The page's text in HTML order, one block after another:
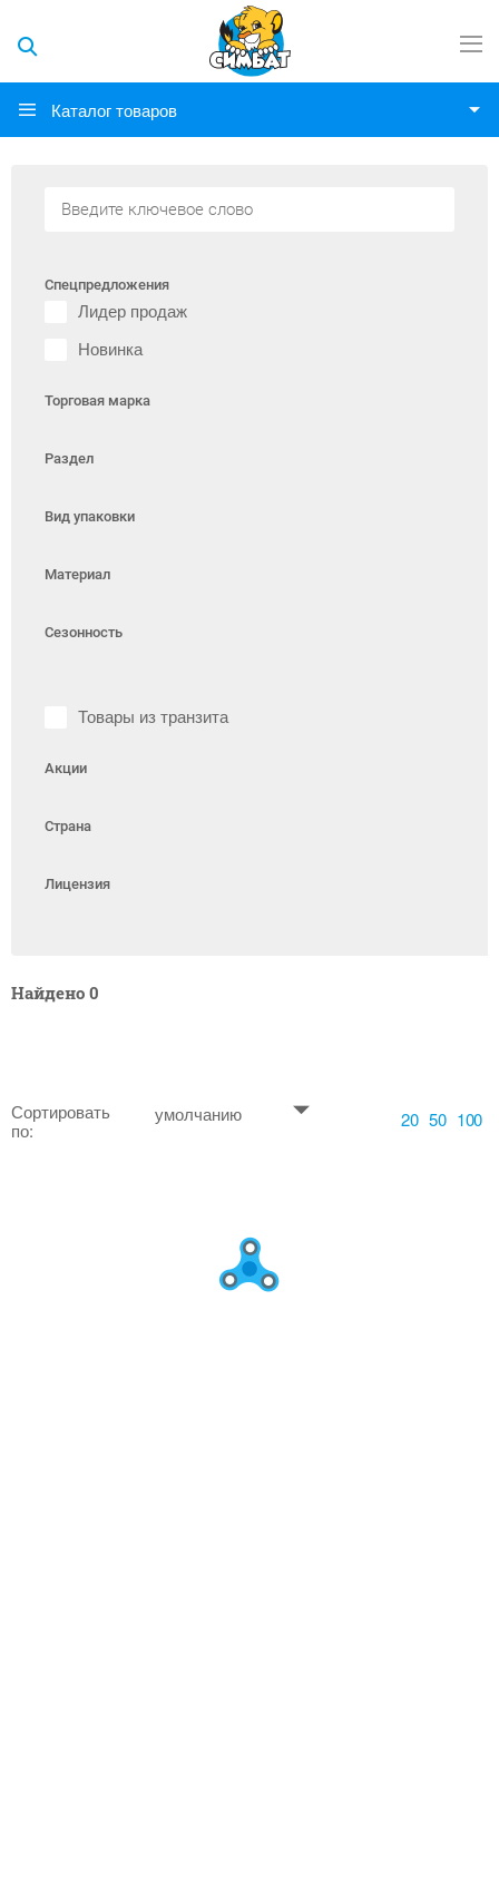
Каталог товаров
Спецпредложения
Лидер продаж
Новинка
Торговая марка
Раздел
Вид упаковки
Материал
Сезонность
Товары из транзита
Акции
Страна
Лицензия
Найдено 0
Сортировать
по:
умолчанию 20 50 100